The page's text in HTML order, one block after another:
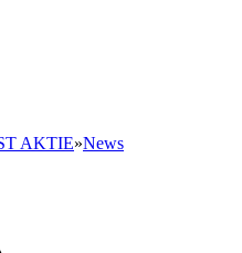
AKTIE»News